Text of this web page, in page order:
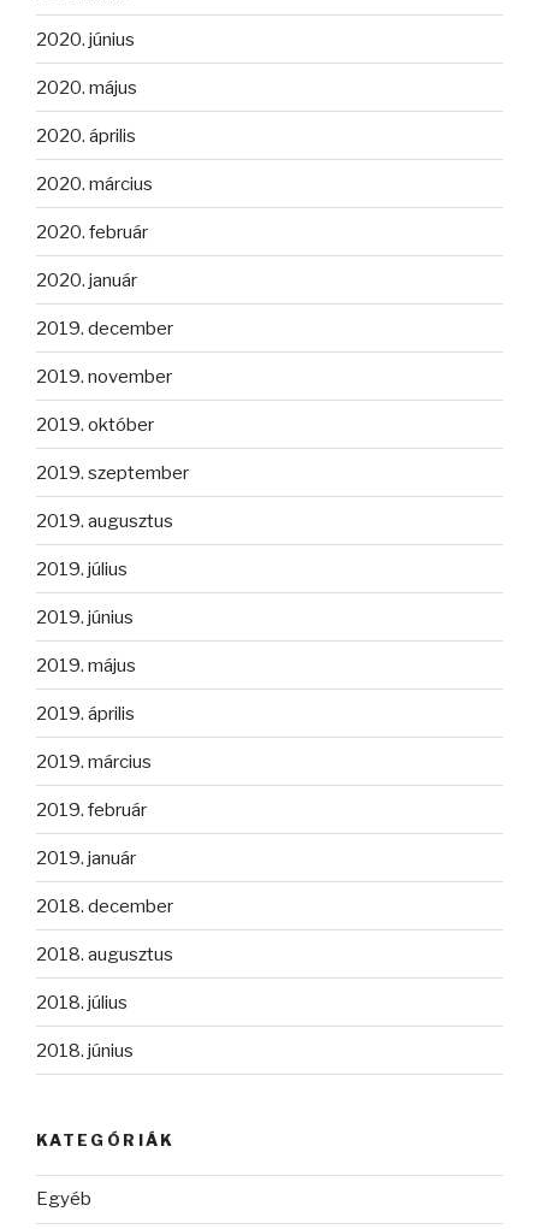
2020. június
2020. május
2020. április
2020. március
2020. február
2020. január
2019. december
2019. november
2019. október
2019. szeptember
2019. augusztus
2019. július
2019. június
2019. május
2019. április
2019. március
2019. február
2019. január
2018. december
2018. augusztus
2018. július
2018. június
KATEGÓRIÁK
Egyéb